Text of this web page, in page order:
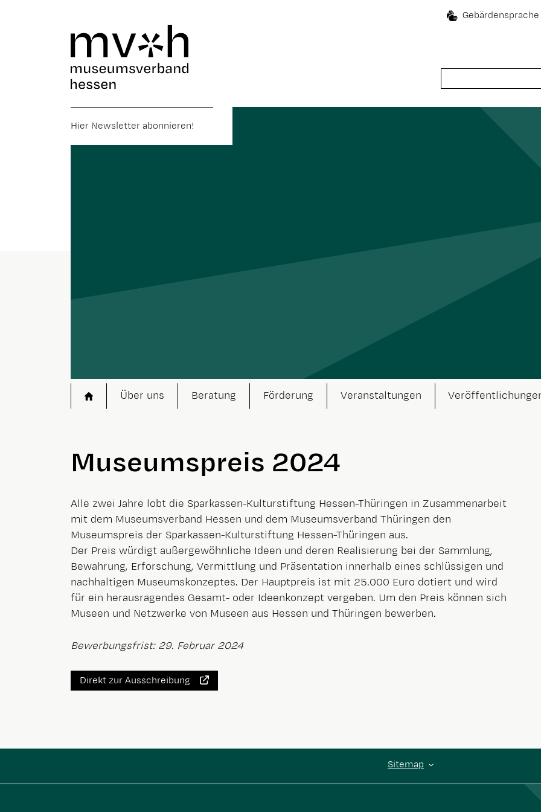
Gebärdensprache
Suche
Hier Newsletter abonnieren!
StartseiteÜber uns Beratung Förderung Veranstaltungen
Museumspreis 2024
Alle zwei Jahre lobt die Sparkassen-Kulturstiftung Hessen-Thüringen in Zusammenarbeit
mit dem Museumsverband Hessen und dem Museumsverband Thüringen den
Museumspreis der Sparkassen-Kulturstiftung Hessen-Thüringen aus.
Der Preis würdigt außergewöhnliche Ideen und deren Realisierung bei der Sammlung,
Bewahrung, Erforschung, Vermittlung und Präsentation innerhalb eines schlüssigen und
nachhaltigen Museumskonzeptes. Der Hauptpreis ist mit 25.000 Euro dotiert und wird
für ein herausragendes Gesamt- oder Ideenkonzept vergeben. Um den Preis können sich
Museen und Netzwerke von Museen aus Hessen und Thüringen bewerben.
Bewerbungsfrist: 29. Februar 2024
Direkt zur Ausschreibung
Sitemap